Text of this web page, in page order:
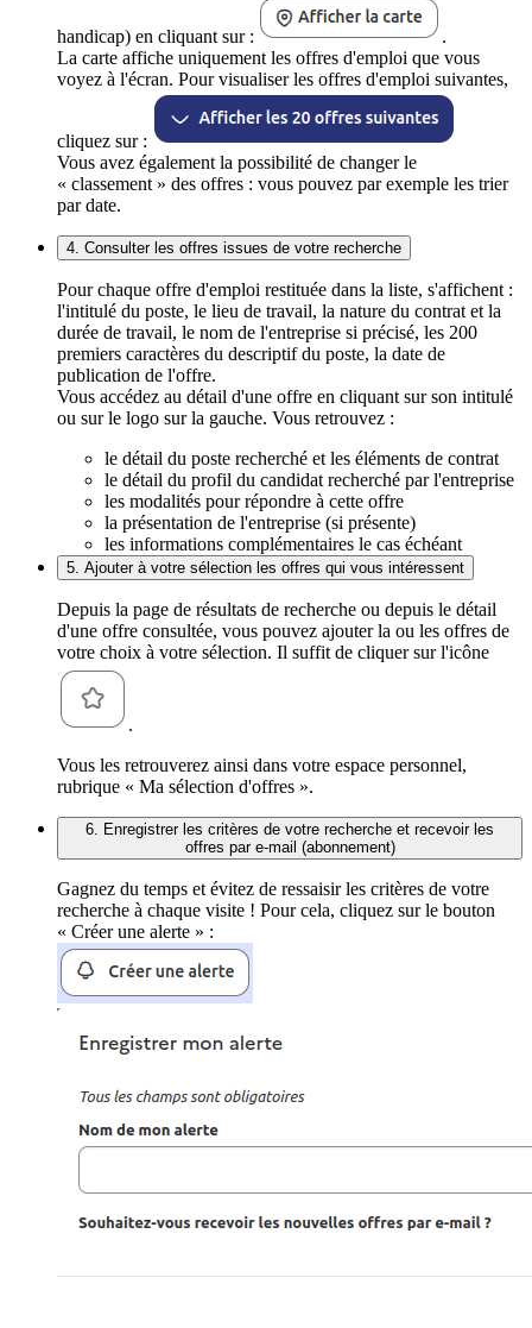
handicap) en cliquant sur :
.
La carte affiche uniquement les offres d'emploi que vous
voyez à l'écran. Pour visualiser les offres d'emploi suivantes,
cliquez sur :
Vous avez également la possibilité de changer le
« classement » des offres : vous pouvez par exemple les trier
par date.
4. Consulter les offres issues de votre recherche
Pour chaque offre d'emploi restituée dans la liste, s'affichent :
l'intitulé du poste, le lieu de travail, la nature du contrat et la
durée de travail, le nom de l'entreprise si précisé, les 200
premiers caractères du descriptif du poste, la date de
publication de l'offre.
Vous accédez au détail d'une offre en cliquant sur son intitulé
ou sur le logo sur la gauche. Vous retrouvez :
le détail du poste recherché et les éléments de contrat
le détail du profil du candidat recherché par l'entreprise
les modalités pour répondre à cette offre
la présentation de l'entreprise (si présente)
les informations complémentaires le cas échéant
5. Ajouter à votre sélection les offres qui vous intéressent
Depuis la page de résultats de recherche ou depuis le détail
d'une offre consultée, vous pouvez ajouter la ou les offres de
votre choix à votre sélection. Il suffit de cliquer sur l'icône
.
Vous les retrouverez ainsi dans votre espace personnel,
rubrique « Ma sélection d'offres ».
6. Enregistrer les critères de votre recherche et recevoir les
offres par e-mail (abonnement)
Gagnez du temps et évitez de ressaisir les critères de votre
recherche à chaque visite ! Pour cela, cliquez sur le bouton
« Créer une alerte » :